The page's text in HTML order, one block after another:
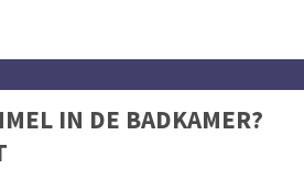
IN DE BADKAMER?